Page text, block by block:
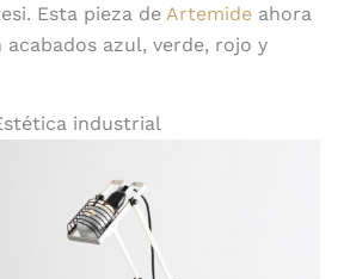
Esta pieza de Artemide ahora
azul, verde, rojo y
industrial